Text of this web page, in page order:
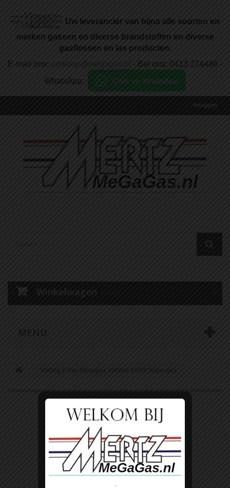
Uw leverancier van bijna alle soorten en
merken gassen en diverse brandstoffen en diverse
gasflessen en las producten.
E-mail ons: verkoop@megagas.nl - Bel ons: 0413 274486 -
WhatsApp:
Inloggen
Winkelwagen
MENU
Vulling 5 liter Menggas 200Bar 85/15 Supergas